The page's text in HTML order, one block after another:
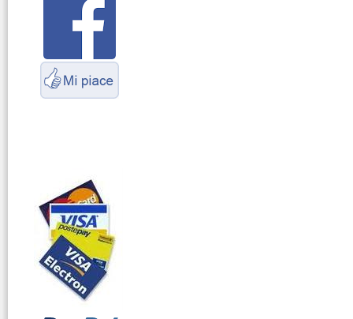
Servizio
Radioelettrico